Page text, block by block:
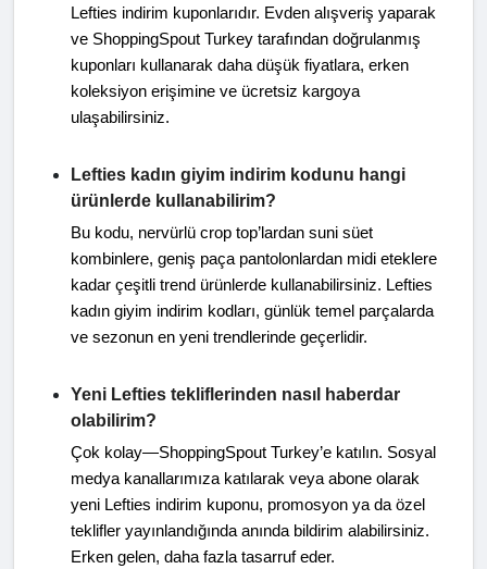
Lefties indirim kuponlarıdır. Evden alışveriş yaparak
ve ShoppingSpout Turkey tarafından doğrulanmış
kuponları kullanarak daha düşük fiyatlara, erken
koleksiyon erişimine ve ücretsiz kargoya
ulaşabilirsiniz.
Lefties kadın giyim indirim kodunu hangi
ürünlerde kullanabilirim?
Bu kodu, nervürlü crop top’lardan suni süet
kombinlere, geniş paça pantolonlardan midi eteklere
kadar çeşitli trend ürünlerde kullanabilirsiniz. Lefties
kadın giyim indirim kodları, günlük temel parçalarda
ve sezonun en yeni trendlerinde geçerlidir.
Yeni Lefties tekliflerinden nasıl haberdar
olabilirim?
Çok kolay—ShoppingSpout Turkey’e katılın. Sosyal
medya kanallarımıza katılarak veya abone olarak
yeni Lefties indirim kuponu, promosyon ya da özel
teklifler yayınlandığında anında bildirim alabilirsiniz.
Erken gelen, daha fazla tasarruf eder.